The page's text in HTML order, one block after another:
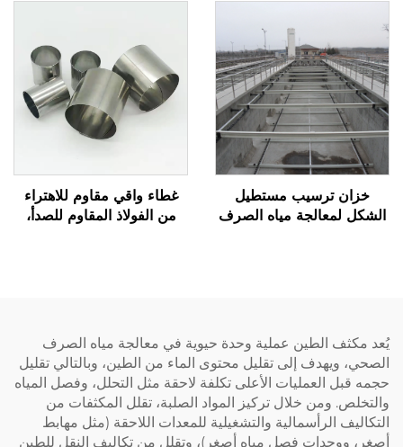
خزان ترسيب مستطيل
الشكل لمعالجة مياه الصرف
غطاء واقي مقاوم للاهتراء
من الفولاذ المقاوم للصدأ،
يُعد مكثف الطين عملية وحدة حيوية في معالجة مياه الصرف
الصحي، ويهدف إلى تقليل محتوى الماء من الطين، وبالتالي تقليل
حجمه قبل العمليات الأعلى تكلفة لاحقة مثل التحلل، وفصل المياه
والتخلص. ومن خلال تركيز المواد الصلبة، تقلل المكثفات من
التكاليف الرأسمالية والتشغيلية للمعدات اللاحقة (مثل مهابط
أصغر، ووحدات فصل مياه أصغر)، وتقلل من تكاليف النقل للطين